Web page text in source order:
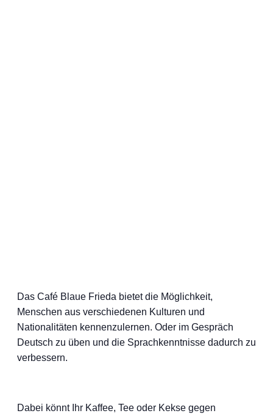
Das Café Blaue Frieda bietet die Möglichkeit,
Menschen aus verschiedenen Kulturen und
Nationalitäten kennenzulernen. Oder im Gespräch
Deutsch zu üben und die Sprachkenntnisse dadurch zu
verbessern.
Dabei könnt Ihr Kaffee, Tee oder Kekse gegen